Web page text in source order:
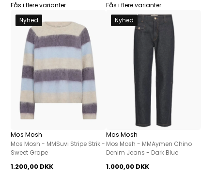
Fås i flere varianter
Fås i flere varianter
Nyhed
Mos Mosh
Mos Mosh - MMSuvi Stripe Strik -
Sweet Grape
1.200,00 DKK
Nyhed
Mos Mosh
Mos Mosh - MMAymen Chino
Denim Jeans - Dark Blue
1.000,00 DKK